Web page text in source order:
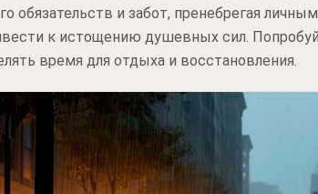
обязательств и забот, пренебрегая
к истощению душевных сил.
время для отдыха и восстановления.